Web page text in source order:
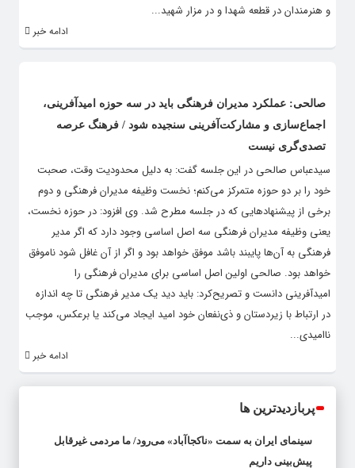
و هنرمندان در قطعه شهدا و در مزار شهید...
ادامه خبر
صالحی: عملکرد مدیران فرهنگی باید در سه حوزه امیدآفرینی،
اجماع‌سازی و مشارکت‌آفرینی سنجیده شود / فرهنگ عرصه
تصدی‌گری نیست
سیدعباس صالحی در این جلسه گفت: به دلیل محدودیت وقت، صحبت
خود را بر دو حوزه متمرکز می‌کنم؛ نخست وظیفه مدیران فرهنگی و دوم
برخی از پیشنهادهایی که در جلسه مطرح شد. وی افزود: در حوزه نخست،
یعنی وظیفه مدیران فرهنگی سه اصل اساسی وجود دارد که اگر مدیر
فرهنگی به آن‌ها پایبند باشد موفق خواهد بود و اگر از آن غافل شود ناموفق
خواهد بود. صالحی اولین اصل اساسی برای مدیران فرهنگی را
امیدآفرینی دانست و‌ تصریح‌کرد: باید دید یک مدیر فرهنگی تا چه اندازه
در ارتباط با زیردستان و ذی‌نفعان خود امید ایجاد می‌کند یا برعکس، موجب
ناامیدی...
ادامه خبر
پربازدیدترین ها
سینمای ایران به سمت «ناکجاآباد» می‌رود/ ما مردمی غیرقابل
پیش‌بینی داریم